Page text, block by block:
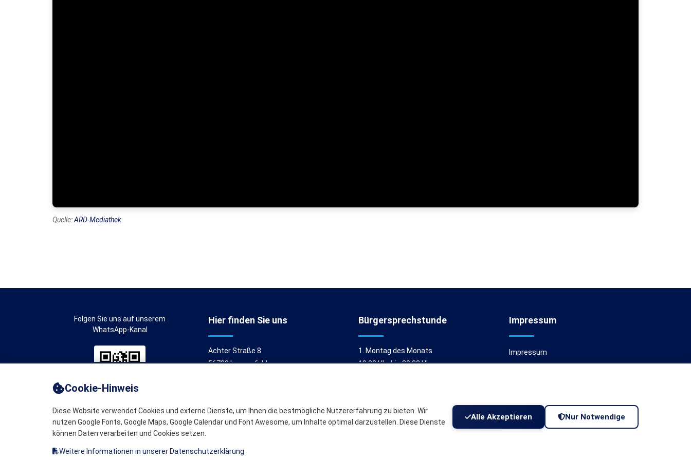
Quelle:ARD-Mediathek
Folgen Sie uns auf unserem
WhatsApp-Kanal
Hier finden Sie uns
Achter Straße 8
56729 Langenfeld
Bürgersprechstunde
1. Montag des Monats
19:00 Uhr bis 20:00 Uhr
Impressum
Impressum
Cookie-Hinweis
Diese Website verwendet Cookies und externe Dienste, um Ihnen die bestmögliche Nutzererfahrung zu bieten. Wir
nutzen Google Fonts, Google Maps, Google Calendar und Font Awesome, um Inhalte optimal darzustellen. Diese Dienste
können Daten verarbeiten und Cookies setzen.
Weitere Informationen in unserer Datenschutzerklärung
Alle Akzeptieren Nur Notwendige